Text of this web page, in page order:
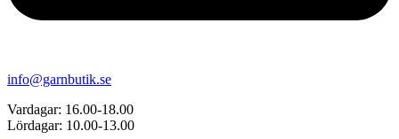
info@garnbutik.se
Vardagar: 16.00-18.00
Lördagar: 10.00-13.00